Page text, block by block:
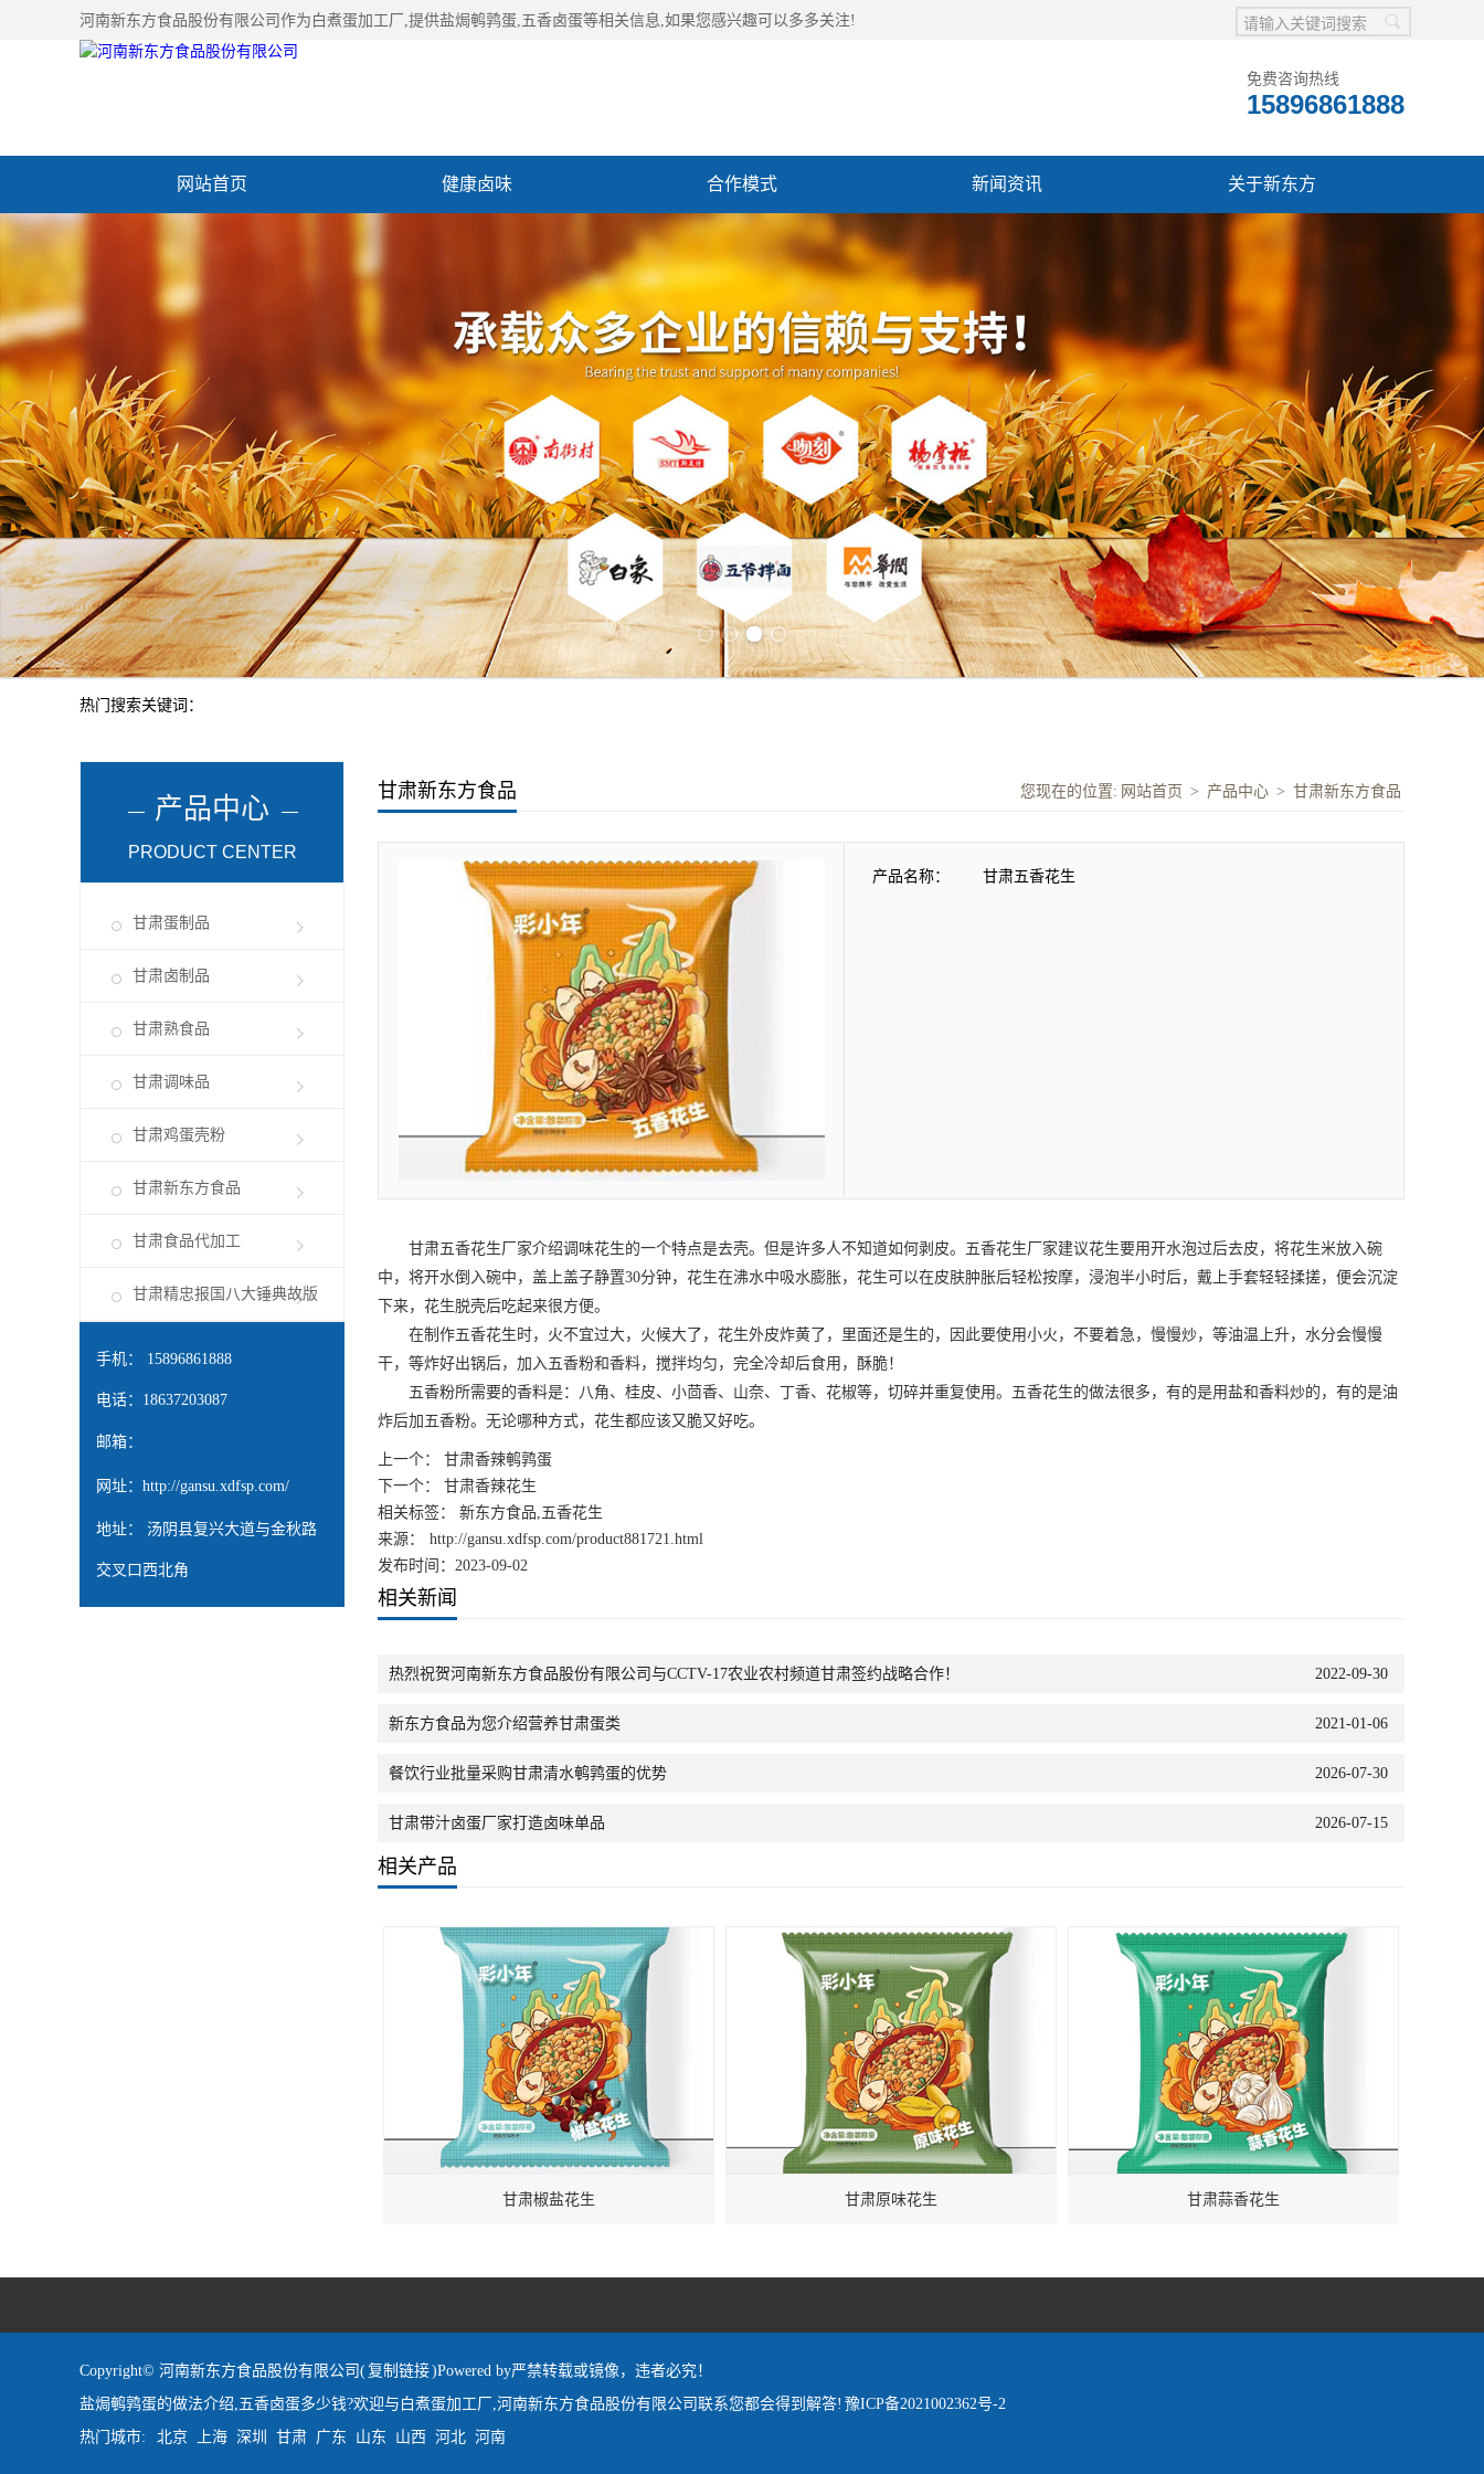
河南新东方食品股份有限公司作为 白煮蛋加工厂 ,提供盐焗鹌鹑蛋,五香卤蛋等相关信息,如果您感兴趣可以多多关注!
免费咨询热线
15896861888
网站首页 健康卤味 合作模式 新闻资讯 关于新东方
热门搜索关键词：
产品中心
PRODUCT CENTER
甘肃蛋制品
甘肃卤制品
甘肃熟食品
甘肃调味品
甘肃鸡蛋壳粉
甘肃新东方食品
甘肃食品代加工
甘肃精忠报国八大锤典故版
手机： 15896861888
电话：18637203087
邮箱：
网址： http://gansu.xdfsp.com/
地址： 汤阴县复兴大道与金秋路
交叉口西北角
甘肃新东方食品 您现在的位置: 网站首页 > 产品中心 > 甘肃新东方食品
产品名称： 甘肃五香花生
甘肃五香花生厂家介绍调味花生的一个特点是去壳。但是许多人不知道如何剥皮。五香花生厂家建议花生要用开水泡过后去皮，将花生米放入碗
中，将开水倒入碗中，盖上盖子静置30分钟，花生在沸水中吸水膨胀，花生可以在皮肤肿胀后轻松按摩，浸泡半小时后，戴上手套轻轻揉搓，便会沉淀
下来，花生脱壳后吃起来很方便。
在制作五香花生时，火不宜过大，火候大了，花生外皮炸黄了，里面还是生的，因此要使用小火，不要着急，慢慢炒，等油温上升，水分会慢慢
干，等炸好出锅后，加入五香粉和香料，搅拌均匀，完全冷却后食用，酥脆！
五香粉所需要的香料是：八角、桂皮、小茴香、山奈、丁香、花椒等，切碎并重复使用。五香花生的做法很多，有的是用盐和香料炒的，有的是油
炸后加五香粉。无论哪种方式，花生都应该又脆又好吃。
上一个：
甘肃香辣鹌鹑蛋
下一个：
甘肃香辣花生
相关标签： 新东方食品,五香花生
来源：
http://gansu.xdfsp.com/product881721.html
发布时间：2023-09-02
相关新闻
2022-09-30
热烈祝贺河南新东方食品股份有限公司与CCTV-17农业农村频道甘肃签约战略合作！
2021-01-06
新东方食品为您介绍营养甘肃蛋类
2026-07-30
餐饮行业批量采购甘肃清水鹌鹑蛋的优势
2026-07-15
甘肃带汁卤蛋厂家打造卤味单品
相关产品
甘肃椒盐花生 甘肃原味花生 甘肃蒜香花生
Copyright© 河南新东方食品股份有限公司(复制链接)Powered by严禁转载或镜像，违者必究！
盐焗鹌鹑蛋的做法介绍,五香卤蛋多少钱?欢迎与白煮蛋加工厂,河南新东方食品股份有限公司联系您都会得到解答! 豫ICP备2021002362号-2
热门城市:
北京 上海 深圳 甘肃 广东 山东 山西 河北 河南